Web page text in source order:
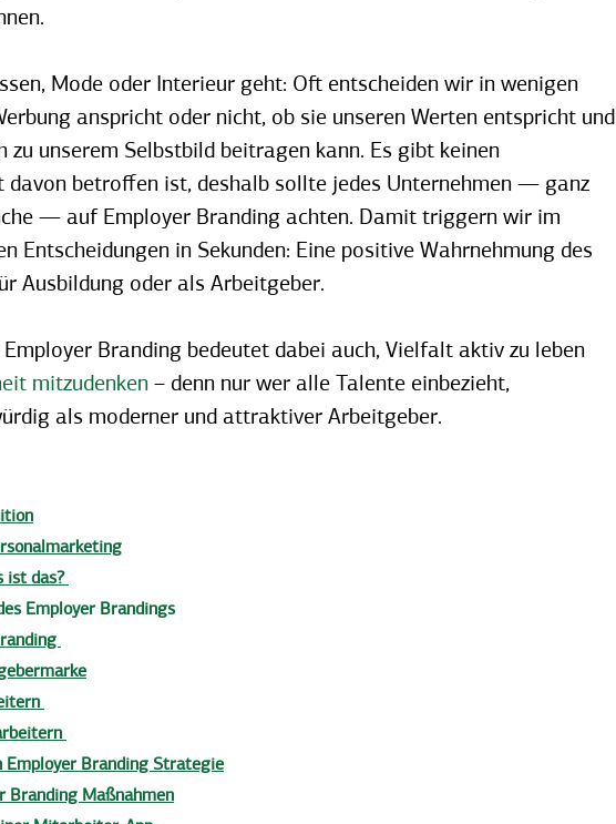
Mode oder Interieur geht: Oft entscheiden wir in wenigen
anspricht oder nicht, ob sie unseren Werten entspricht und
unserem Selbstbild beitragen kann. Es gibt keinen
davon betroffen ist, deshalb sollte jedes Unternehmen — ganz
— auf Employer Branding achten. Damit triggern wir im
Entscheidungen in Sekunden: Eine positive Wahrnehmung des
Ausbildung oder als Arbeitgeber.
Branding bedeutet dabei auch, Vielfalt aktiv zu leben
mitzudenken – denn nur wer alle Talente einbezieht,
als moderner und attraktiver Arbeitgeber.
ist das?
Employer Brandings
Employer Branding Strategie
Branding Maßnahmen